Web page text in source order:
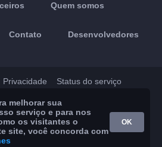
Quem somos
Contato Desenvolvedores
Privacidade Status do serviço
Google Play
melhorar sua
serviço e para nos
os visitantes o
site, você concorda com
OK